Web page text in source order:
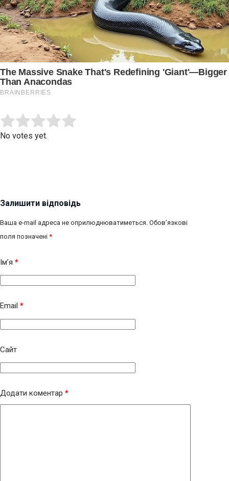
Rate this item:
No votes yet.
Залишити відповідь
Ваша e-mail адреса не оприлюднюватиметься. Обов’язкові
поля позначені *
Ім’я *
Email *
Сайт
Додати коментар *